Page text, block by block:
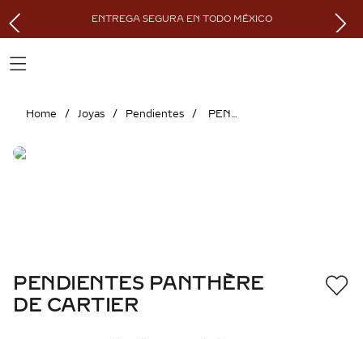
ENTREGA SEGURA EN TODO MÉXICO
Joyas Pendientes PENDIENTES PANTHÈRE DE CARTIER
PENDIENTES PANTHÈRE
DE CARTIER